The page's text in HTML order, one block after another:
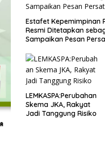
Estafet Kepemimpinan
Resmi Ditetapkan
Sampaikan Pesan
LEMKASPA:Perubahan
Skema JKA, Rakyat
Jadi Tanggung Risiko